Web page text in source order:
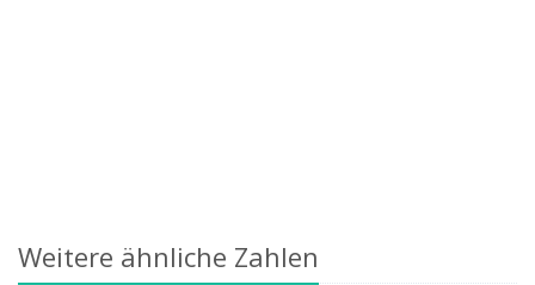
Weitere ähnliche Zahlen